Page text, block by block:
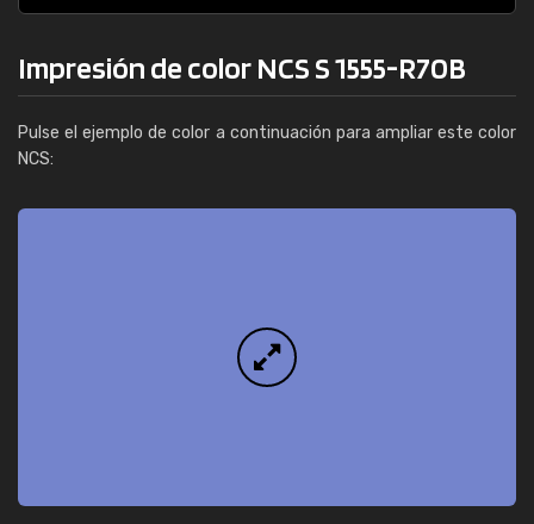
Impresión de color NCS S 1555-R70B
Pulse el ejemplo de color a continuación para ampliar este color
NCS: